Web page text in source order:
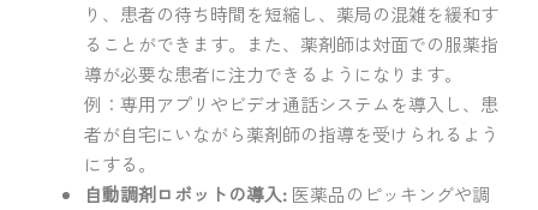
り、患者の待ち時間を短縮し、薬局の混雑を緩和す
ることができます。また、薬剤師は対面での服薬指
導が必要な患者に注力できるようになります。
例：専用アプリやビデオ通話システムを導入し、患
者が自宅にいながら薬剤師の指導を受けられるよう
にする。
自動調剤ロボットの導入: 医薬品のピッキングや調